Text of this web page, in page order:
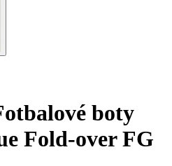
boty
Fold-over FG